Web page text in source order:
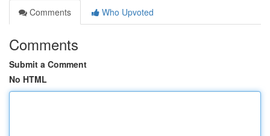
Comments
Who Upvoted
Comments
Submit a Comment
No HTML